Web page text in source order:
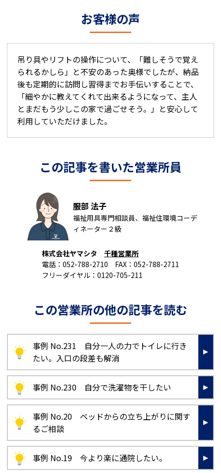
お客様の声
吊り具やリフトの操作について、「難しそうで覚え
られるかしら」と不安のあった奥様でしたが、納品
後も定期的に訪問し習得までお手伝いすることで、
「細やかに教えてくれて出来るようになって、主人
とまだもう少しこの家で過ごせそう。」と安心して
利用していただけました。
この記事を書いた営業所員
服部 法子
福祉用具専門相談員、福祉住環境コーデ
ィネーター２級
株式会社ヤマシタ 千種営業所
電話：052-788-2710 FAX：052-788-2711
フリーダイヤル：0120-705-211
この営業所の他の記事を読む
事例 No.231 自分一人の力でトイレに行き
たい。入口の段差も解消
事例 No.230 自分で洗濯物を干したい
事例 No.20 ベッドからの立ち上がりに関す
るご相談
事例 No.19 今より楽に通院したい。